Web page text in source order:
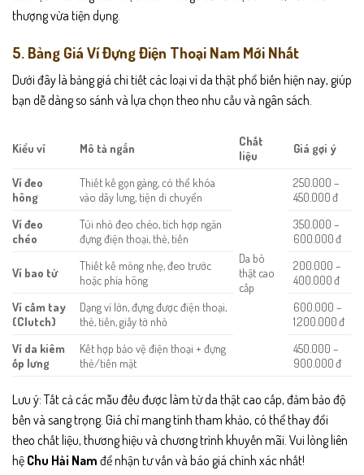
thượng vừa tiện dụng.
5. Bảng Giá Ví Đựng Điện Thoại Nam Mới Nhất
Dưới đây là bảng giá chi tiết các loại ví da thật phổ biến hiện nay, giúp
bạn dễ dàng so sánh và lựa chọn theo nhu cầu và ngân sách.
Kiểu ví Mô tả ngắn
Chất
liệu
Giá gợi ý
Ví đeo
hông
Thiết kế gọn gàng, có thể khóa
vào dây lưng, tiện di chuyển
Da bò
thật cao
cấp
250.000 –
450.000 đ
Ví đeo
chéo
Túi nhỏ đeo chéo, tích hợp ngăn
đựng điện thoại, thẻ, tiền
350.000 –
600.000 đ
Ví bao tử
Thiết kế mỏng nhẹ, đeo trước
hoặc phía hông
200.000 –
400.000 đ
Ví cầm tay
(Clutch)
Dạng ví lớn, đựng được điện thoại,
thẻ, tiền, giấy tờ nhỏ
600.000 –
1.200.000 đ
Ví da kiêm
ốp lưng
Kết hợp bảo vệ điện thoại + đựng
thẻ/tiền mặt
450.000 –
900.000 đ
Lưu ý: Tất cả các mẫu đều được làm từ da thật cao cấp, đảm bảo độ
bền và sang trọng. Giá chỉ mang tính tham khảo, có thể thay đổi
theo chất liệu, thương hiệu và chương trình khuyến mãi. Vui lòng liên
hệ Chu Hải Nam để nhận tư vấn và báo giá chính xác nhất!